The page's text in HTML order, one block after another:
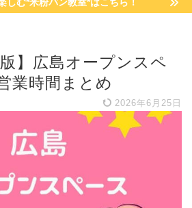
しむ*米粉パン教室*はこちら！
】広島オープンスペ
業時間まとめ
2026年6月25日